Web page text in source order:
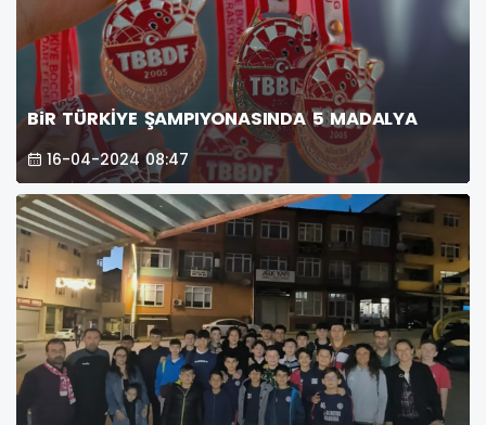
BiR TÜRKİYE ŞAMPIYONASINDA 5 MADALYA
16-04-2024 08:47